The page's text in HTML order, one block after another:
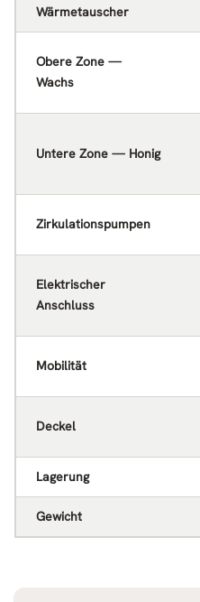
Wärmetauscher
Obere Zone —
Wachs
Untere Zone — Honig
Zirkulationspumpen
Elektrischer
Anschluss
Mobilität
Deckel
Lagerung
Gewicht